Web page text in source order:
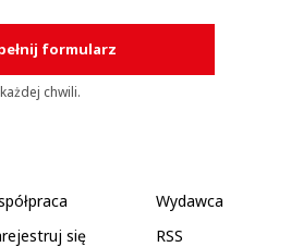
formularz
chwili.
Wydawca
się
RSS